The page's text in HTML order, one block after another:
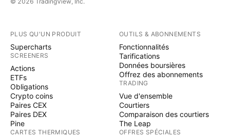
PLUS QU'UN PRODUIT
Supercharts
SCREENERS
Actions
ETFs
Obligations
Crypto coins
Paires CEX
Paires DEX
Pine
CARTES THERMIQUES
OUTILS & ABONNEMENTS
Fonctionnalités
Tarifications
Données boursières
Offrez des abonnements
TRADING
Vue d'ensemble
Courtiers
Comparaison des courtiers
The Leap
OFFRES SPÉCIALES